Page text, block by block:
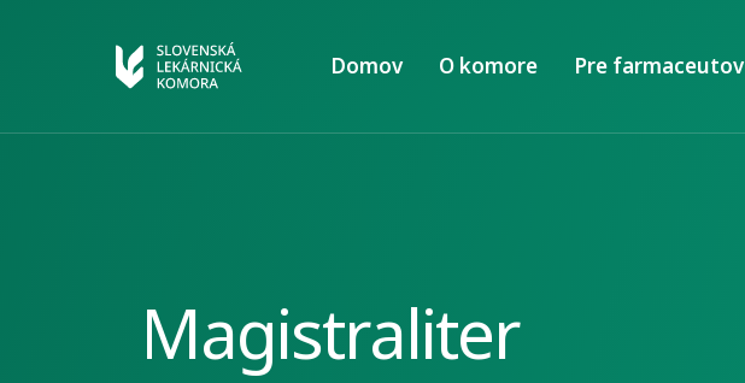
Domov O komore Pre farmaceutov
Magistraliter